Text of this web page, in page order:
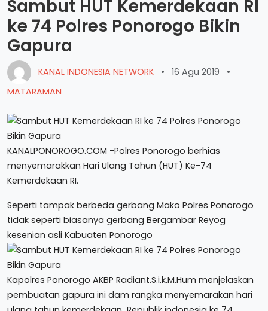
Sambut HUT Kemerdekaan RI
ke 74 Polres Ponorogo Bikin
Gapura
KANAL INDONESIA NETWORK • 16 Agu 2019
•
MATARAMAN
KANALPONOROGO.COM -Polres Ponorogo berhias
menyemarakkan Hari Ulang Tahun (HUT) Ke-74
Kemerdekaan RI.
Seperti tampak berbeda gerbang Mako Polres Ponorogo
tidak seperti biasanya gerbang Bergambar Reyog
kesenian asli Kabuaten Ponorogo
Kapolres Ponorogo AKBP Radiant.S.i.k.M.Hum menjelaskan
pembuatan gapura ini dam rangka menyemarakan hari